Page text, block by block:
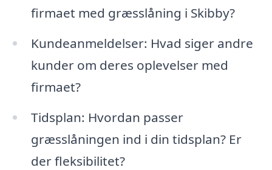
firmaet med græsslåning i Skibby?
Kundeanmeldelser: Hvad siger andre
kunder om deres oplevelser med
firmaet?
Tidsplan: Hvordan passer
græsslåningen ind i din tidsplan? Er
der fleksibilitet?